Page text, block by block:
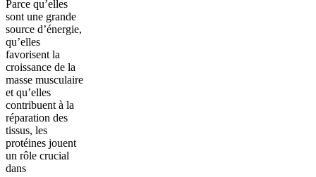
Parce qu’elles
sont une grande
source d’énergie,
qu’elles
favorisent la
croissance de la
masse musculaire
et qu’elles
contribuent à la
réparation des
tissus, les
protéines jouent
un rôle crucial
dans